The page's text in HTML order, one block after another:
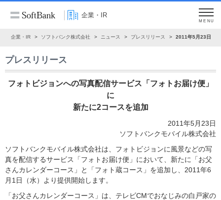
企業・IR
MENU
企業・IR ソフトバンク株式会社 ニュース プレスリリース 2011年5月23日
プレスリリース
フォトビジョンへの写真配信サービス「フォトお届け便」
に
新たに2コースを追加
2011年5月23日
ソフトバンクモバイル株式会社
ソフトバンクモバイル株式会社は、フォトビジョンに風景などの写
真を配信するサービス「フォトお届け便」において、新たに「お父
さんカレンダーコース」と「フォト蔵コース」を追加し、2011年6
月1日（水）より提供開始します。
「お父さんカレンダーコース」は、テレビCMでおなじみの白戸家の